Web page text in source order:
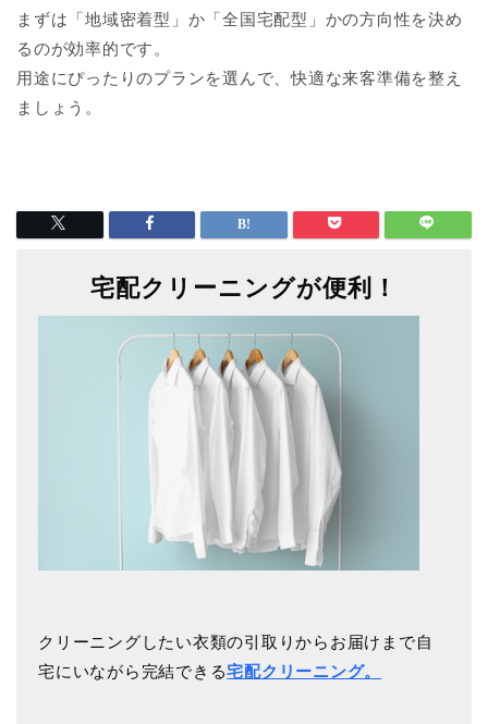
まずは「地域密着型」か「全国宅配型」かの方向性を決め
るのが効率的です。
用途にぴったりのプランを選んで、快適な来客準備を整え
ましょう。
宅配クリーニングが便利！
クリーニングしたい衣類の引取りからお届けまで自
宅にいながら完結できる宅配クリーニング。